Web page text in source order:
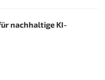
nachhaltige KI-